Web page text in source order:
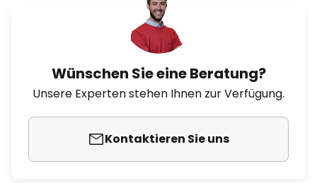
Wünschen Sie eine Beratung?
Unsere Experten stehen Ihnen zur Verfügung.
Kontaktieren Sie uns